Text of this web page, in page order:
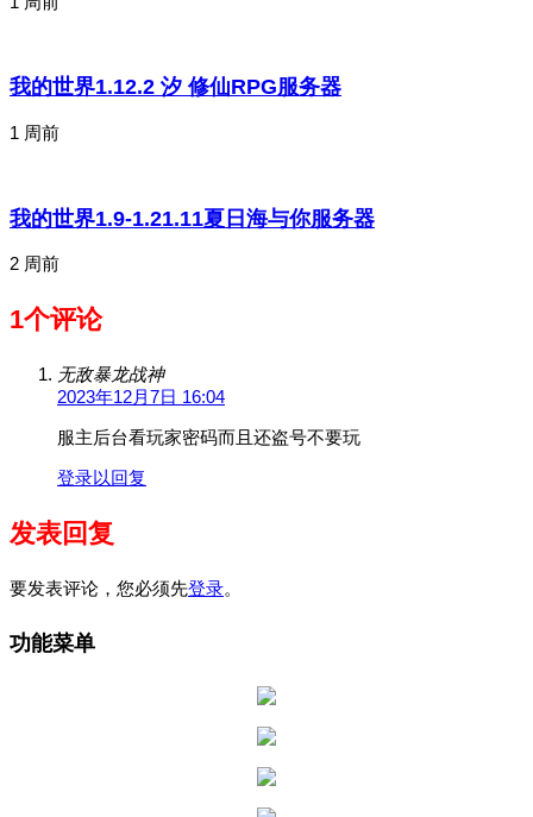
我的世界1.12.2 汐 修仙RPG服务器
1 周前
我的世界1.9-1.21.11夏日海与你服务器
2 周前
1个评论
无敌暴龙战神
2023年12月7日 16:04
服主后台看玩家密码而且还盗号不要玩
登录以回复
发表回复
要发表评论，您必须先登录。
功能菜单